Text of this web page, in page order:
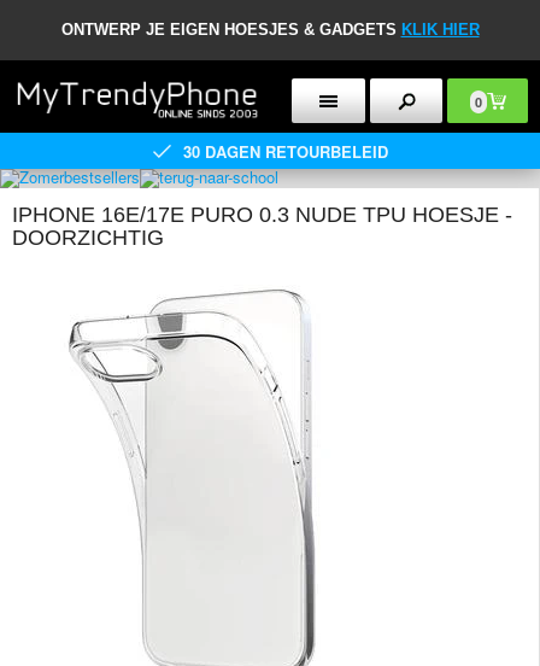
ONTWERP JE EIGEN HOESJES & GADGETS KLIK HIER
0
30 DAGEN RETOURBELEID
IPHONE 16E/17E PURO 0.3 NUDE TPU HOESJE -
DOORZICHTIG